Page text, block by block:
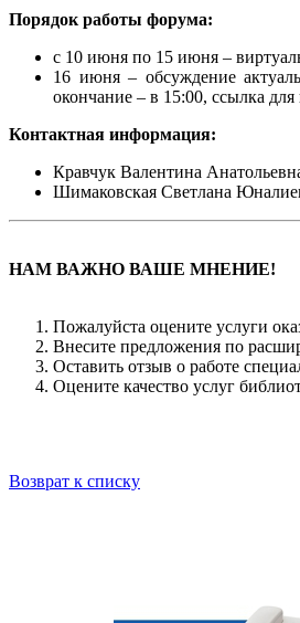
Порядок работы форума:
с 10 июня по 15 июня –
16 июня – обсуждение
окончание – в 15:00, ссылка
Контактная информация:
Кравчук Валентина
Шимаковская Светлана
НАМ ВАЖНО ВАШЕ МНЕНИЕ!
Пожалуйста оцените услуги
Внесите предложения по
Оставить отзыв о работе
Оцените качество услуг
Возврат к списку